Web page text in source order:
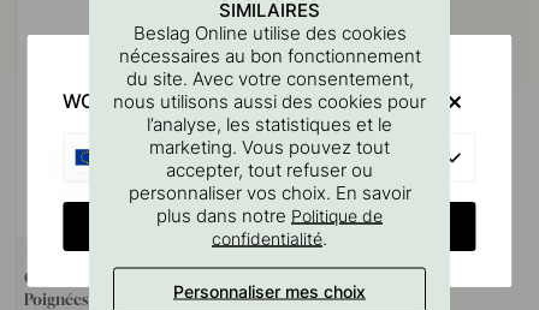
Gabarit De Perçage Pour
Poignées Et Boutons
SIMILAIRES
Beslag Online utilise des cookies
nécessaires au bon fonctionnement
du site. Avec votre consentement,
nous utilisons aussi des cookies pour
l’analyse, les statistiques et le
marketing. Vous pouvez tout
accepter, tout refuser ou
personnaliser vos choix. En savoir
plus dans notre Politique de
confidentialité.
Personnaliser mes choix
WOULD YOU RATHER VISIT?
CHANGE COUNTRY